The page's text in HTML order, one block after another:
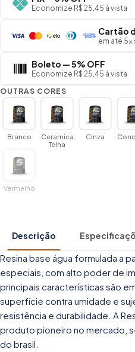
Economize R$ 25,45 à vista
Cartão
em até 5×
Boleto — 5% OFF
Economize R$ 25,45 à vista
OUTRAS CORES
Branco
Ceramica
Telha
Cinza
Vermelho
Descrição
Resina base água formulada a
especiais, com alto poder de
principais características são
superfície contra umidade e
resistência e durabilidade. A
produto pioneiro no mercado,
do brasil.